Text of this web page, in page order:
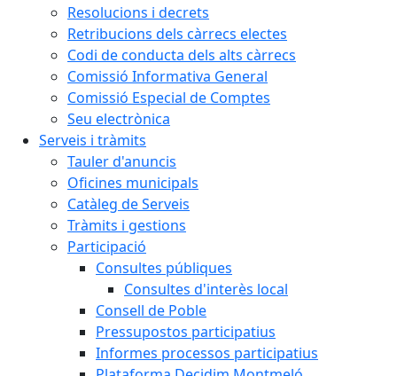
Resolucions i decrets
Retribucions dels càrrecs electes
Codi de conducta dels alts càrrecs
Comissió Informativa General
Comissió Especial de Comptes
Seu electrònica
Serveis i tràmits
Tauler d'anuncis
Oficines municipals
Catàleg de Serveis
Tràmits i gestions
Participació
Consultes públiques
Consultes d'interès local
Consell de Poble
Pressupostos participatius
Informes processos participatius